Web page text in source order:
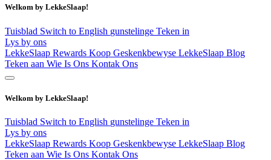
Welkom by LekkeSlaap!
Tuisblad Switch to English gunstelinge Teken in
Lys by ons
LekkeSlaap Rewards Koop Geskenkbewyse LekkeSlaap Blog
Teken aan Wie Is Ons Kontak Ons
Welkom by LekkeSlaap!
Tuisblad Switch to English gunstelinge Teken in
Lys by ons
LekkeSlaap Rewards Koop Geskenkbewyse LekkeSlaap Blog
Teken aan Wie Is Ons Kontak Ons